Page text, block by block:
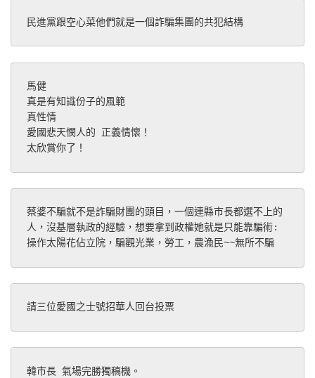
民進黨跟空心菜他們就是一個詐騙集團的共犯結構
馬健
真是有知識份子的風範
真性情
愛國悲天憫人的 正義情懷！
太欣賞你了！
蔡婆不騙就不是詐騙財團的頭目，一個連縣市長都選不上的
人，沒基層執政的經驗，想要拿到政權她就是只能靠騙術:
操作太陽花佔立院，騙觀光業，勞工，農漁民~~無所不騙
請三位愛國之士號招華人回台投票
韓市長 氣場完勝獨稿機。